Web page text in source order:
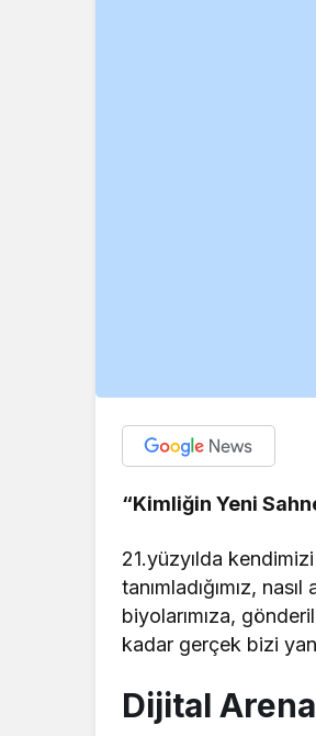
“Kimliğin Yeni
21.yüzyılda
tanımladığımız,
biyolarımıza,
kadar gerçek bizi
Dijital